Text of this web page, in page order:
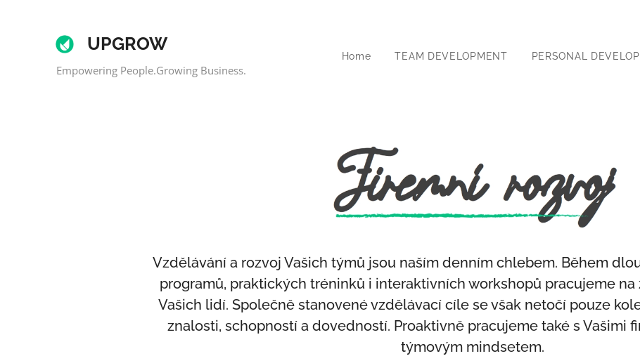
UPGROW
Empowering People.Growing Business.
Home TEAM DEVELOPMENT PERSONAL
Vzdělávání a rozvoj Vašich týmů jsou naším denním chlebem. Během
programů, praktických tréninků i interaktivních workshopů pracujeme
Vašich lidí. Společně stanovené vzdělávací cíle se však netočí pouze
znalosti, schopností a dovedností. Proaktivně pracujeme také s Vašimi
týmovým mindsetem.